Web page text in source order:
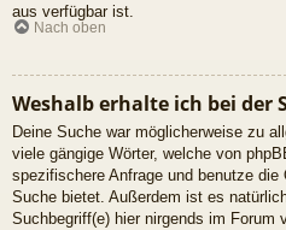
aus verfügbar ist.
Nach oben
Weshalb erhalte ich bei der
Deine Suche war möglicherweise zu
viele gängige Wörter, welche von
spezifischere Anfrage und benutze
Suche bietet. Außerdem ist es
Suchbegriff(e) hier nirgends im Forum